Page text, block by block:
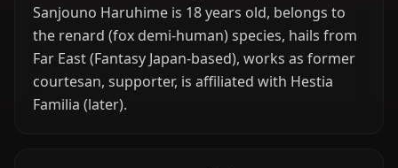
Sanjouno Haruhime is 18 years old, belongs to
the renard (fox demi-human) species, hails from
Far East (Fantasy Japan-based), works as former
courtesan, supporter, is affiliated with Hestia
Familia (later).